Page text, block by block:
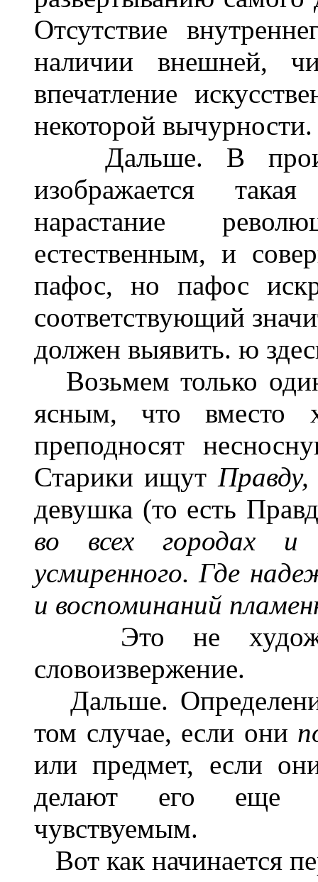
Отсутствие
наличии внешней,
впечатление
некоторой вычурности.
Дальше. В
изображается
нарастание
естественным, и
пафос, но пафос
соответствующий
должен выявить. ю
Возьмем только
ясным, что вместо
преподносят
Старики ищут
девушка (то есть
во всех городах
усмиренного. Где
и воспоминаний
Это не
словоизвержение.
Дальше.
том случае, если они
или предмет, если
делают его еще
чувствуемым.
Вот как начинается